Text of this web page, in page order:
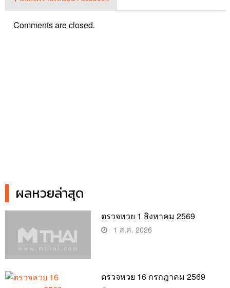
Comments are closed.
ผลหวยล่าสุด
ตรวจหวย 1 สิงหาคม 2569
1 ส.ค. 2026
ตรวจหวย 16 กรกฎาคม 2569